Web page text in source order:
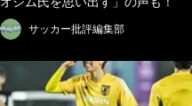
サッカー批評編集部